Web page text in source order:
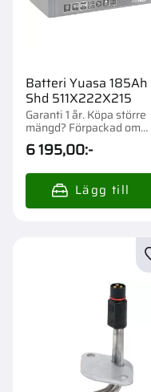
Batteri Yuasa 185Ah
Shd 511X222X215
Garanti 1 år. Köpa större
mängd? Förpackad om
1/21 st.
6 195,00:-